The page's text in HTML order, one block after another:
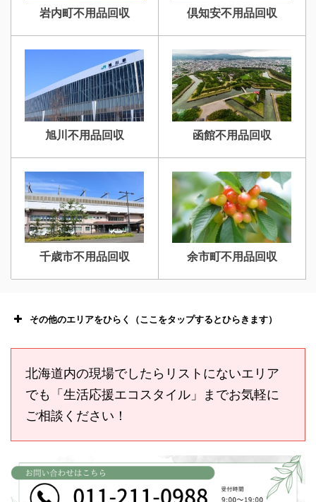
岩内町不用品回収 倶知安不用品回収
旭川不用品回収 函館不用品回収
千歳市不用品回収 余市町不用品回収
その他のエリアをひらく（ここをタップするとひらきます）
恵庭市不用品回収 ニセコ不用品回収
北海道内の現場でしたらリストにないエリア
でも「生活応援エコスタイル」までお気軽に
ご相談ください！